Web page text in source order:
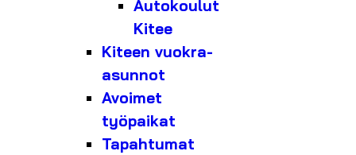
Autokoulut
Kitee
Kiteen vuokra-
asunnot
Avoimet
työpaikat
Tapahtumat